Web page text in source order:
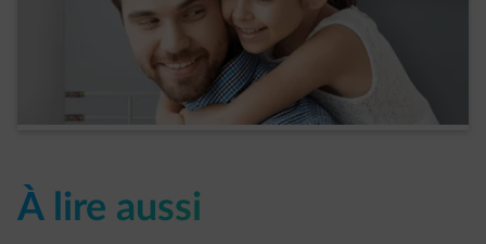
Une batterie domestique en toute sécurité :
mode d’emploi
Read more
À lire aussi